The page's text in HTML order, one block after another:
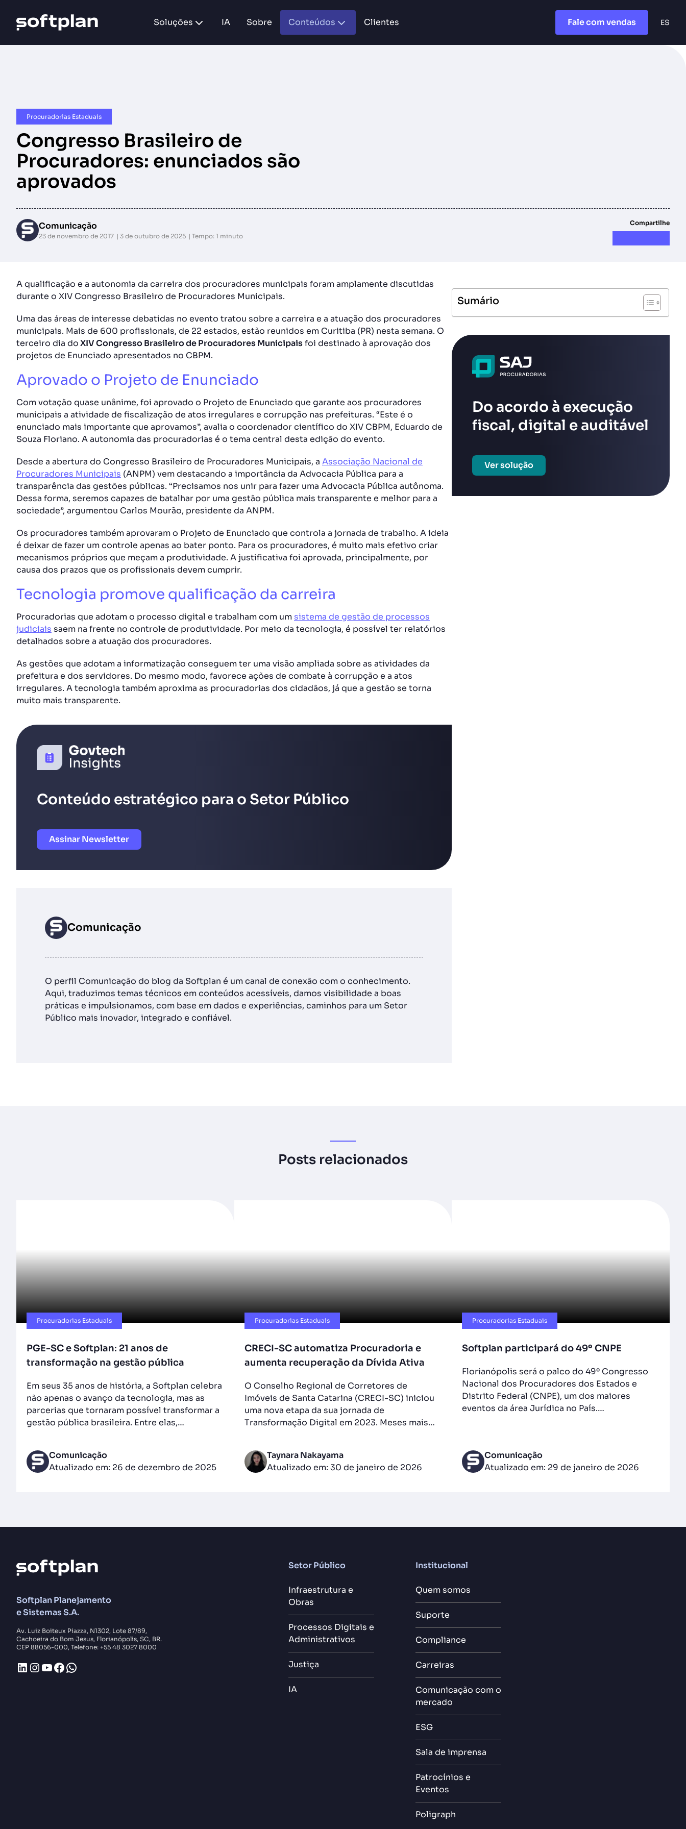
Soluções IA Sobre Conteúdos Clientes Fale com vendas ES
Procuradorias Estaduais
Congresso Brasileiro de
Procuradores: enunciados são
aprovados
Comunicação
23 de novembro de 2017 3 de outubro de 2025 Tempo: 1 minuto
Compartilhe
A qualificação e a autonomia da carreira dos procuradores municipais foram amplamente discutidas
durante o XIV Congresso Brasileiro de Procuradores Municipais.
Uma das áreas de interesse debatidas no evento tratou sobre a carreira e a atuação dos procuradores
municipais. Mais de 600 profissionais, de 22 estados, estão reunidos em Curitiba (PR) nesta semana. O
terceiro dia doXIV Congresso Brasileiro de Procuradores Municipaisfoi destinado à aprovação dos
projetos de Enunciado apresentados no CBPM.
Aprovado o Projeto de Enunciado
Com votação quase unânime, foi aprovado o Projeto de Enunciado que garante aos procuradores
municipais a atividade de fiscalização de atos irregulares e corrupção nas prefeituras. “Este é o
enunciado mais importante que aprovamos”, avalia o coordenador científico do XIV CBPM, Eduardo de
Souza Floriano. A autonomia das procuradorias é o tema central desta edição do evento.
Desde a abertura do Congresso Brasileiro de Procuradores Municipais, a Associação Nacional de
Procuradores Municipais (ANPM) vem destacando a importância da Advocacia Pública para a
transparência das gestões públicas. “Precisamos nos unir para fazer uma Advocacia Pública autônoma.
Dessa forma, seremos capazes de batalhar por uma gestão pública mais transparente e melhor para a
sociedade”, argumentou Carlos Mourão, presidente da ANPM.
Os procuradores também aprovaram o Projeto de Enunciado que controla a jornada de trabalho. A ideia
é deixar de fazer um controle apenas ao bater ponto. Para os procuradores, é muito mais efetivo criar
mecanismos próprios que meçam a produtividade. A justificativa foi aprovada, principalmente, por
causa dos prazos que os profissionais devem cumprir.
Tecnologia promove qualificação da carreira
Procuradorias que adotam o processo digital e trabalham com um sistema de gestão de processos
judiciais saem na frente no controle de produtividade. Por meio da tecnologia, é possível ter relatórios
detalhados sobre a atuação dos procuradores.
As gestões que adotam a informatização conseguem ter uma visão ampliada sobre as atividades da
prefeitura e dos servidores. Do mesmo modo, favorece ações de combate à corrupção e a atos
irregulares. A tecnologia também aproxima as procuradorias dos cidadãos, já que a gestão se torna
muito mais transparente.
Conteúdo estratégico para o Setor Público
Assinar Newsletter
Comunicação
O perfil Comunicação do blog da Softplan é um canal de conexão com o conhecimento.
Aqui, traduzimos temas técnicos em conteúdos acessíveis, damos visibilidade a boas
práticas e impulsionamos, com base em dados e experiências, caminhos para um Setor
Público mais inovador, integrado e confiável.
Sumário
Do acordo à execução
fiscal, digital e auditável
Ver solução
Posts relacionados
Procuradorias Estaduais
PGE-SC e Softplan: 21 anos de
transformação na gestão pública
Em seus 35 anos de história, a Softplan celebra
não apenas o avanço da tecnologia, mas as
parcerias que tornaram possível transformar a
gestão pública brasileira. Entre elas,…
Comunicação
Atualizado em: 26 de dezembro de 2025
Procuradorias Estaduais
CRECI-SC automatiza Procuradoria e
aumenta recuperação da Dívida Ativa
O Conselho Regional de Corretores de
Imóveis de Santa Catarina (CRECI-SC) iniciou
uma nova etapa da sua jornada de
Transformação Digital em 2023. Meses mais…
Taynara Nakayama
Atualizado em: 30 de janeiro de 2026
Procuradorias Estaduais
Softplan participará do 49º CNPE
Florianópolis será o palco do 49º Congresso
Nacional dos Procuradores dos Estados e
Distrito Federal (CNPE), um dos maiores
eventos da área Jurídica no País.…
Comunicação
Atualizado em: 29 de janeiro de 2026
Softplan Planejamento
e Sistemas S.A.
Av. Luiz Boiteux Piazza, N1302, Lote 87/89,
Cachoeira do Bom Jesus, Florianópolis, SC, BR.
CEP 88056-000, Telefone: +55 48 3027 8000
LinkedIn
Instagram
Youtube
Facebook
WhatsApp
Setor Público
Infraestrutura e
Obras
Processos Digitais e
Administrativos
Justiça
IA
Institucional
Quem somos
Suporte
Compliance
Carreiras
Comunicação com o
mercado
ESG
Sala de imprensa
Patrocínios e
Eventos
Poligraph